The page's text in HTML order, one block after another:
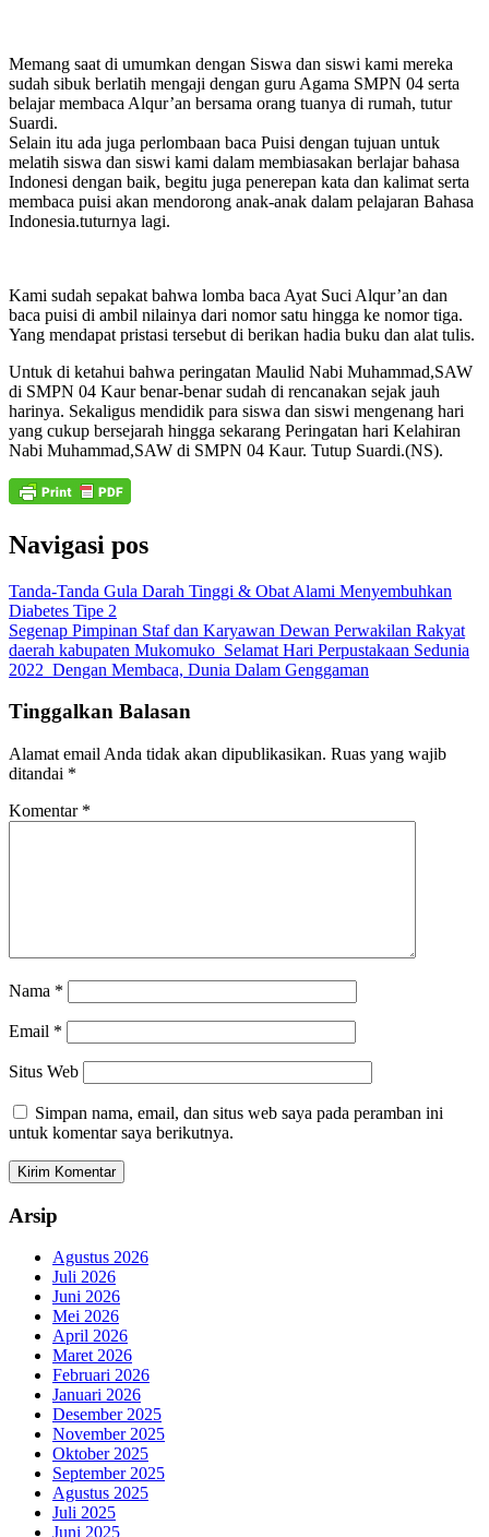
Memang saat di umumkan dengan Siswa dan siswi kami mereka
sudah sibuk berlatih mengaji dengan guru Agama SMPN 04 serta
belajar membaca Alqur’an bersama orang tuanya di rumah, tutur
Suardi.
Selain itu ada juga perlombaan baca Puisi dengan tujuan untuk
melatih siswa dan siswi kami dalam membiasakan berlajar bahasa
Indonesi dengan baik, begitu juga penerepan kata dan kalimat serta
membaca puisi akan mendorong anak-anak dalam pelajaran Bahasa
Indonesia.tuturnya lagi.
Kami sudah sepakat bahwa lomba baca Ayat Suci Alqur’an dan
baca puisi di ambil nilainya dari nomor satu hingga ke nomor tiga.
Yang mendapat pristasi tersebut di berikan hadia buku dan alat tulis.
Untuk di ketahui bahwa peringatan Maulid Nabi Muhammad,SAW
di SMPN 04 Kaur benar-benar sudah di rencanakan sejak jauh
harinya. Sekaligus mendidik para siswa dan siswi mengenang hari
yang cukup bersejarah hingga sekarang Peringatan hari Kelahiran
Nabi Muhammad,SAW di SMPN 04 Kaur. Tutup Suardi.(NS).
Navigasi pos
Tanda-Tanda Gula Darah Tinggi & Obat Alami Menyembuhkan
Diabetes Tipe 2
Segenap Pimpinan Staf dan Karyawan Dewan Perwakilan Rakyat
daerah kabupaten Mukomuko_Selamat Hari Perpustakaan Sedunia
2022_Dengan Membaca, Dunia Dalam Genggaman
Tinggalkan Balasan
Alamat email Anda tidak akan dipublikasikan. Ruas yang wajib
ditandai *
Komentar *
Nama *
Email *
Situs Web
Simpan nama, email, dan situs web saya pada peramban ini
untuk komentar saya berikutnya.
Arsip
Agustus 2026
Juli 2026
Juni 2026
Mei 2026
April 2026
Maret 2026
Februari 2026
Januari 2026
Desember 2025
November 2025
Oktober 2025
September 2025
Agustus 2025
Juli 2025
Juni 2025